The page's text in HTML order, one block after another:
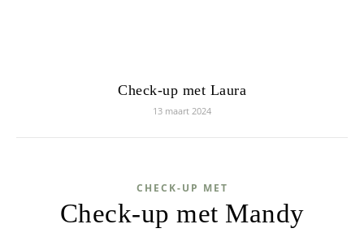
Check-up met Laura
13 maart 2024
CHECK-UP MET
Check-up met Mandy